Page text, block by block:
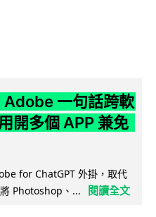
一句話跨軟
開多個 APP 兼免
for ChatGPT 外掛，取代
Photoshop、...
閱讀全文